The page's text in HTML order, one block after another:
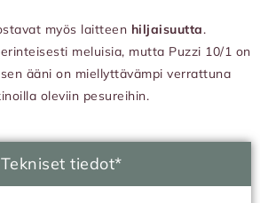
myös laitteen hiljaisuutta.
meluisia, mutta Puzzi 10/1 on
ääni on miellyttävämpi verrattuna
oleviin pesureihin.
Tekniset tiedot*